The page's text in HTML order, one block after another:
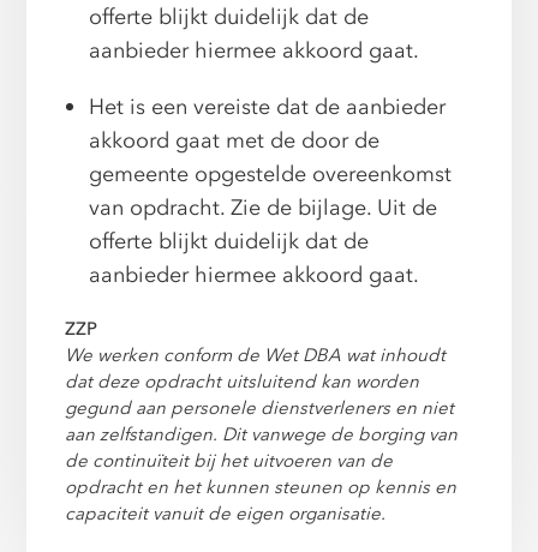
offerte blijkt duidelijk dat de
aanbieder hiermee akkoord gaat.
Het is een vereiste dat de aanbieder
akkoord gaat met de door de
gemeente opgestelde overeenkomst
van opdracht. Zie de bijlage. Uit de
offerte blijkt duidelijk dat de
aanbieder hiermee akkoord gaat.
ZZP
We werken conform de Wet DBA wat inhoudt
dat deze opdracht uitsluitend kan worden
gegund aan personele dienstverleners en niet
aan zelfstandigen. Dit vanwege de borging van
de continuïteit bij het uitvoeren van de
opdracht en het kunnen steunen op kennis en
capaciteit vanuit de eigen organisatie.